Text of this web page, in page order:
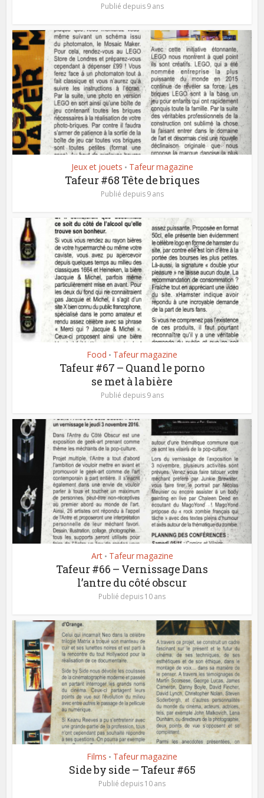
Publié depuis 9 ans
Jeux et jouets • Tafeur magazine
Tafeur #68 Tête de briques
Publié depuis 9 ans
Food • Tafeur magazine
Tafeur #67 – Quand le porno
se met à la bière
Publié depuis 9 ans
Art • Tafeur magazine
Tafeur #66 – Vernissage Dans
l’antre du côté obscur
Publié depuis 10 ans
Films • Tafeur magazine
Side by side – Tafeur #65
Publié depuis 10 ans